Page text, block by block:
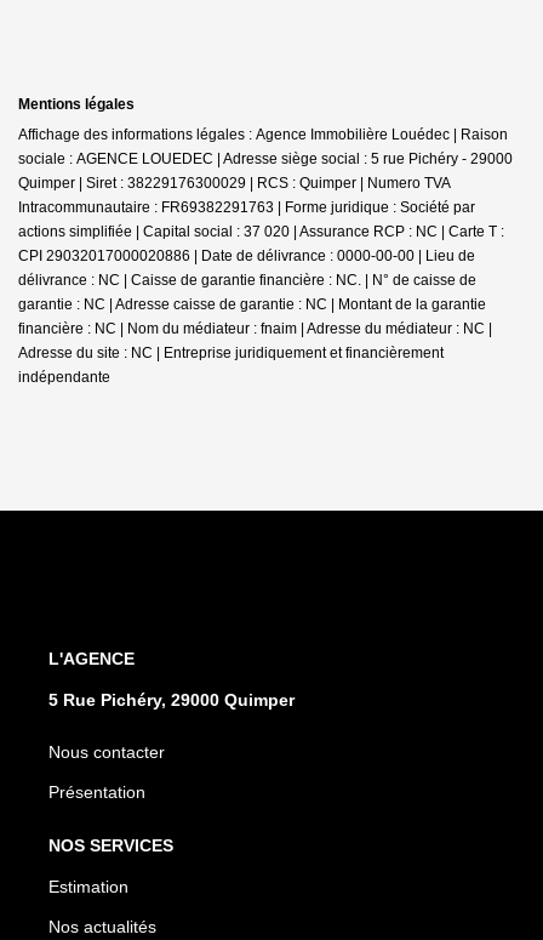
Mentions légales
Affichage des informations légales : Agence Immobilière Louédec | Raison
sociale : AGENCE LOUEDEC | Adresse siège social : 5 rue Pichéry - 29000
Quimper | Siret : 38229176300029 | RCS : Quimper | Numero TVA
Intracommunautaire : FR69382291763 | Forme juridique : Société par
actions simplifiée | Capital social : 37 020 | Assurance RCP : NC | Carte T :
CPI 29032017000020886 | Date de délivrance : 0000-00-00 | Lieu de
délivrance : NC | Caisse de garantie financière : NC. | N° de caisse de
garantie : NC | Adresse caisse de garantie : NC | Montant de la garantie
financière : NC | Nom du médiateur : fnaim | Adresse du médiateur : NC |
Adresse du site : NC | Entreprise juridiquement et financièrement
indépendante
L'AGENCE
5 Rue Pichéry, 29000 Quimper
Nous contacter
Présentation
NOS SERVICES
Estimation
Nos actualités